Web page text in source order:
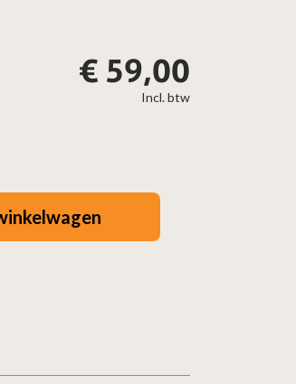
Incl. btw
€ 59,00